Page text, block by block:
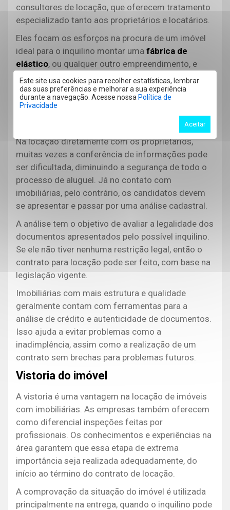
Este site usa cookies para recolher estatísticas, lembrar
das suas preferências e melhorar a sua experiência
durante a navegação. Acesse nossa Política de
Privacidade
Aceitar
consultores de locação, que oferecem tratamento
especializado tanto aos proprietários e locatários.
Eles focam os esforços na procura de um imóvel
ideal para o inquilino montar uma fábrica de
elástico, ou qualquer outro empreendimento, e
muitas vezes contam com uma ampla lista de
contatos, proporcional à experiência do
profissional.
Na locação diretamente com os proprietários,
muitas vezes a conferência de informações pode
ser dificultada, diminuindo a segurança de todo o
processo de aluguel. Já no contato com
imobiliárias, pelo contrário, os candidatos devem
se apresentar e passar por uma análise cadastral.
A análise tem o objetivo de avaliar a legalidade dos
documentos apresentados pelo possível inquilino.
Se ele não tiver nenhuma restrição legal, então o
contrato para locação pode ser feito, com base na
legislação vigente.
Imobiliárias com mais estrutura e qualidade
geralmente contam com ferramentas para a
análise de crédito e autenticidade de documentos.
Isso ajuda a evitar problemas como a
inadimplência, assim como a realização de um
contrato sem brechas para problemas futuros.
Vistoria do imóvel
A vistoria é uma vantagem na locação de imóveis
com imobiliárias. As empresas também oferecem
como diferencial inspeções feitas por
profissionais. Os conhecimentos e experiências na
área garantem que essa etapa de extrema
importância seja realizada adequadamente, do
início ao término do contrato de locação.
A comprovação da situação do imóvel é utilizada
principalmente na entrega, quando o inquilino pode